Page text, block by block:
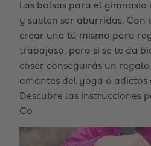
Las bolsas para el gimnasio
y suelen ser aburridas. Con
crear una tú mismo para
trabajoso, pero si se te da
coser conseguirás un
amantes del yoga o adictos
Descubre las instrucciones
Co.